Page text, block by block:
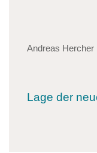
Andreas Hercher
Lage der